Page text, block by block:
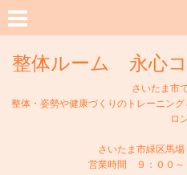
整体ルーム 永心
さいたま市
整体・姿勢や健康づくりのトレーニン
ロ
さいたま市緑区馬
営業時間 ９：００